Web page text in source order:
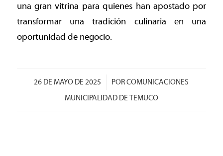
una gran vitrina para quienes han apostado por
transformar una tradición culinaria en una
oportunidad de negocio.
26 DE MAYO DE 2025
/ PORCOMUNICACIONES
MUNICIPALIDAD DE TEMUCO